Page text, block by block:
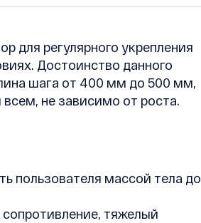
для регулярного укрепления
Достоинство данного
шага от 400 мм до 500 мм,
не зависимо от роста.
пользователя массой тела до
тяжелый